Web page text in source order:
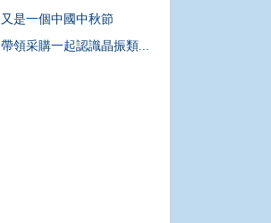
又是一個中國中秋節
帶領采購一起認識晶振類...